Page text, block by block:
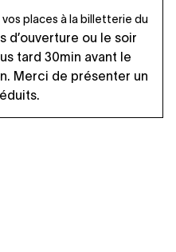
places à la billetterie du
d’ouverture ou le soir
tard 30min avant le
Merci de présenter un